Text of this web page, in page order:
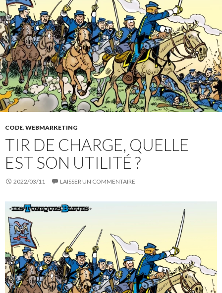
CODE, WEBMARKETING
TIR DE CHARGE, QUELLE
EST SON UTILITÉ ?
2022/03/11 LAISSER UN COMMENTAIRE